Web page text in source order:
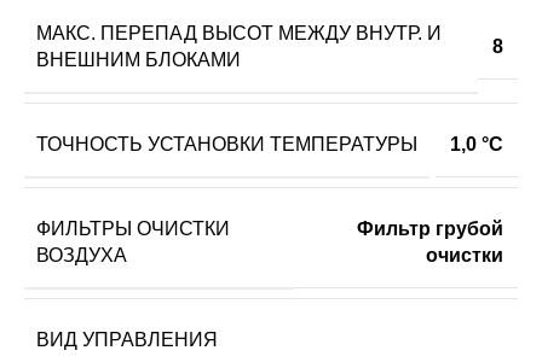
МАКС. ПЕРЕПАД ВЫСОТ МЕЖДУ ВНУТР. И
ВНЕШНИМ БЛОКАМИ
8
ТОЧНОСТЬ УСТАНОВКИ ТЕМПЕРАТУРЫ 1,0 °С
ФИЛЬТРЫ ОЧИСТКИ
ВОЗДУХА
Фильтр грубой
очистки
ВИД УПРАВЛЕНИЯ